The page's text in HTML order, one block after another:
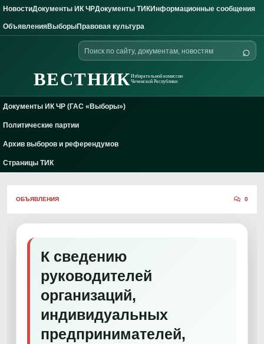
Skip to content
НовостиДокументы ИК ЧРДокументы ТИКИнформационные сообщения
ОбъявленияВыборыПравовая культура
ВЕСТНИКИзбирательной комиссии
Чеченской Республики
Поиск
по
⌕
Документы ИК ЧР (ГАС «Выборы»)
Политические партии
Архив выборов и референдумов
Страницы ТИК
ОБЪЯВЛЕНИЯ 0
К сведению
руководителей
организаций,
индивидуальных
предпринимателей,